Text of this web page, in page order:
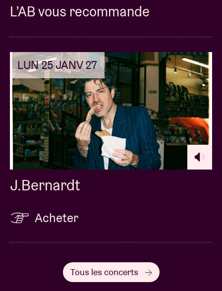
L’AB vous recommande
LUN 25 JANV 27
J.Bernardt
Acheter
Tous les concerts